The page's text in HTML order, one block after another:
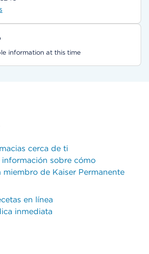
information at this time
cerca de ti
sobre cómo
miembro de Kaiser Permanente
en línea
inmediata